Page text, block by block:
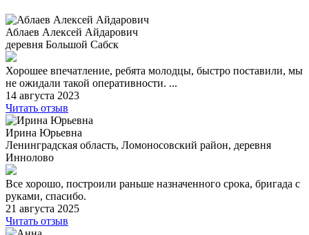
Аблаев Алексей Айдарович
деревня Большой Сабск
Хорошее впечатление, ребята молодцы, быстро поставили, мы
не ожидали такой оперативности. ...
14 августа 2023
Читать отзыв
Ирина Юрьевна
Ленинградская область, Ломоносовский район, деревня
Иннолово
Все хорошо, построили раньше назначенного срока, бригада с
руками, спасибо.
21 августа 2025
Читать отзыв